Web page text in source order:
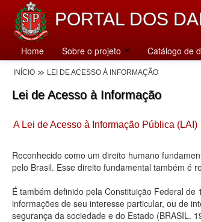
PORTAL DOS
Home Sobre o projeto Catálogo de
INÍCIO LEI DE ACESSO À INFORMAÇÃO
Lei de Acesso à Informação
A Lei de Acesso à Informação Pública (LAI)
Reconhecido como um direito humano
pelo Brasil. Esse direito fundamental também é
É também definido pela Constituição Federal
informações de seu interesse particular, ou de
segurança da sociedade e do Estado (BRASIL.